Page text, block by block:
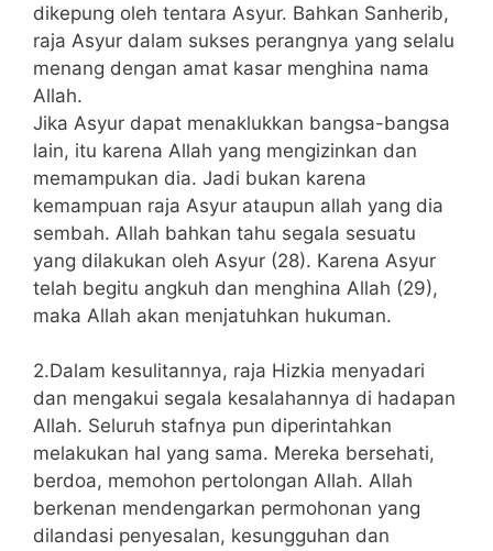
dikepung oleh tentara Asyur. Bahkan Sanherib,
raja Asyur dalam sukses perangnya yang selalu
menang dengan amat kasar menghina nama
Allah.
Jika Asyur dapat menaklukkan bangsa-bangsa
lain, itu karena Allah yang mengizinkan dan
memampukan dia. Jadi bukan karena
kemampuan raja Asyur ataupun allah yang dia
sembah. Allah bahkan tahu segala sesuatu
yang dilakukan oleh Asyur (28). Karena Asyur
telah begitu angkuh dan menghina Allah (29),
maka Allah akan menjatuhkan hukuman.
2.Dalam kesulitannya, raja Hizkia menyadari
dan mengakui segala kesalahannya di hadapan
Allah. Seluruh stafnya pun diperintahkan
melakukan hal yang sama. Mereka bersehati,
berdoa, memohon pertolongan Allah. Allah
berkenan mendengarkan permohonan yang
dilandasi penyesalan, kesungguhan dan